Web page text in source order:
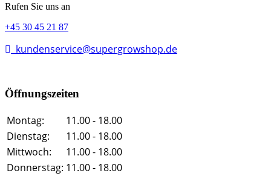
Rufen Sie uns an
+45 30 45 21 87
kundenservice@supergrowshop.de
Öffnungszeiten
Montag:
11.00 - 18.00
Dienstag:
11.00 - 18.00
Mittwoch:
11.00 - 18.00
Donnerstag: 11.00 - 18.00